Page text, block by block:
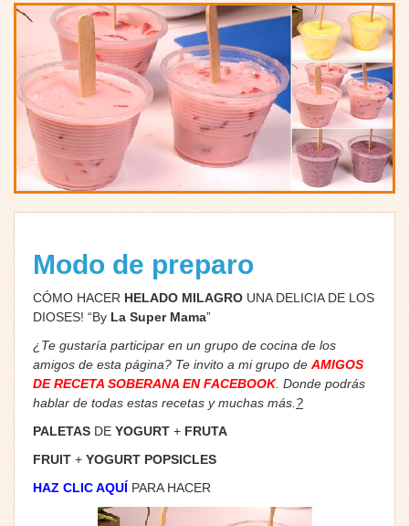
Modo de preparo
CÓMO HACER HELADO MILAGRO UNA DELICIA DE LOS
DIOSES! “By La Super Mama”
¿Te gustaría participar en un grupo de cocina de los
amigos de esta página? Te invito a mi grupo de AMIGOS
DE RECETA SOBERANA EN FACEBOOK. Donde podrás
hablar de todas estas recetas y muchas más. ?
PALETAS DE YOGURT + FRUTA
FRUIT + YOGURT POPSICLES
HAZ CLIC AQUÍ PARA HACER